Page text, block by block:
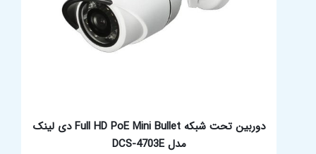
دوربین تحت شبکه Full HD PoE Mini Bullet دی لینک
مدل DCS-4703E